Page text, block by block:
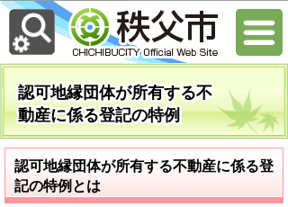
認可地縁団体が所有する不
動産に係る登記の特例
認可地縁団体が所有する不動産に係る登
記の特例とは